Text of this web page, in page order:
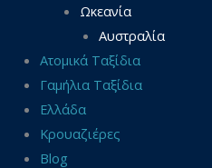
Ωκεανία
Αυστραλία
Ατομικά Ταξίδια
Γαμήλια Ταξίδια
Ελλάδα
Κρουαζιέρες
Blog